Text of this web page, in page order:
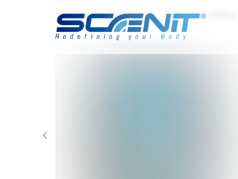
Главная » Протеины » Best Whey 900гр.